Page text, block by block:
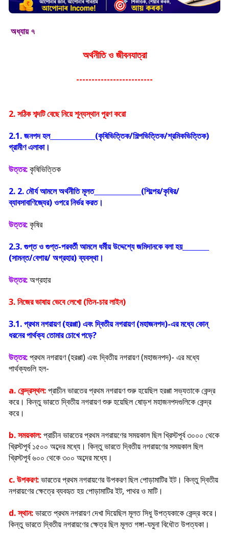
অধ্যায় ৭
অর্থনীতি ও জীবনযাত্রা
-------------------------
2. সঠিক শব্দটি বেছে নিয়ে শূন্যস্থান পূরণ করো
2.1. জনপদ হল
(কৃষিভিত্তিক/শিল্পভিত্তিক/শ্রমিকভিত্তিক)
গ্রামীণ এলাকা।
উত্তর:কৃষিভিত্তিক
2. 2. মৌর্য আমলে অর্থনীতি মূলত
(শিল্পের/কৃষির/
ব্যাবসাবাণিজ্যের) ওপরে নির্ভর করত।
উত্তর:কৃষির
2.3. গুপ্ত ও গুপ্ত-পরবর্তী আমলে ধর্মীয় উদ্দেশ্যে জমিদানকে বলা হয়
(সামন্ত/বেগার/ অগ্রহার) ব্যবস্থা।
উত্তর:অগ্রহার
3. নিজের ভাষায় ভেবে লেখো (তিন-চার লাইন)
3.1. প্রথম নগরায়ণ (হরপ্পা) এবং দ্বিতীয় নগরায়ণ (মহাজনপদ)-এর মধ্যে কোন্
ধরনের পার্থক্য তোমার চোখে পড়ে?
উত্তর:প্রথম নগরায়ণ (হরপ্পা) এবং দ্বিতীয় নগরায়ণ (মহাজনপদ)- এর মধ্যে
পার্থক্যগুলি হল-
a. কেন্দ্রস্থল:প্রাচীন ভারতের প্রথম নগরায়ণ শুরু হয়েছিল হরপ্পা সভ্যতাকে কেন্দ্র
করে। কিন্তু ভারতে দ্বিতীয় নগরায়ণ শুরু হয়েছিল ষোড়শ মহাজনপদগুলিকে কেন্দ্র
করে।
b. সময়কাল:প্রাচীন ভারতের প্রথম নগরায়ণের সময়কাল ছিল খ্রিস্টপূর্ব ৩০০০ থেকে
খ্রিস্টপূর্ব ১৫০০ অব্দের মধ্যে। কিন্তু ভারতে দ্বিতীয় নগরায়ণের সময়কাল ছিল
খ্রিস্টপূর্ব ৬০০ থেকে ৩০০ অব্দের মধ্যে।
c. উপকরণ:ভারতের প্রথম নগরায়ণের উপকরণ ছিল পোড়ামাটির ইট। কিন্তু দ্বিতীয়
নগরায়ণের ক্ষেত্রে ব্যবহৃত হয় পোড়ামাটির ইট, পাথর ও মাটি।
d. স্থান:ভারতে প্রথম নগরায়ণ দেখা দিয়েছিল মূলত সিধু উপত্যকাকে কেন্দ্র করে।
কিন্তু ভারতে দ্বিতীয় নগরায়ণের ক্ষেত্র ছিল মূলত গঙ্গা-যমুনা বিধৌত উপত্যকা।